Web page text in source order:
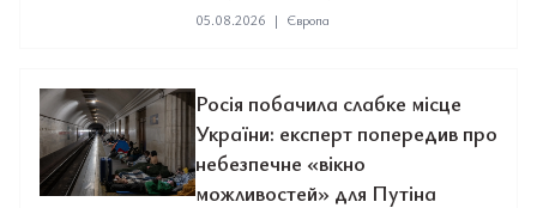
05.08.2026 | Європа
Росія побачила слабке місце
України: експерт попередив про
небезпечне «вікно
можливостей» для Путіна